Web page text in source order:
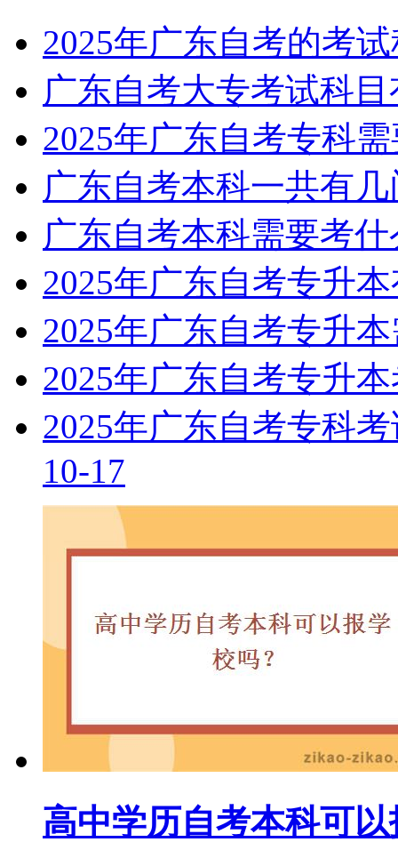
2025年广东自考的考
广东自考大专考试科
2025年广东自考专科
广东自考本科一共有
广东自考本科需要考
2025年广东自考专升
2025年广东自考专升
2025年广东自考专升
2025年广东自考专科
10-17
高中学历自考本科可